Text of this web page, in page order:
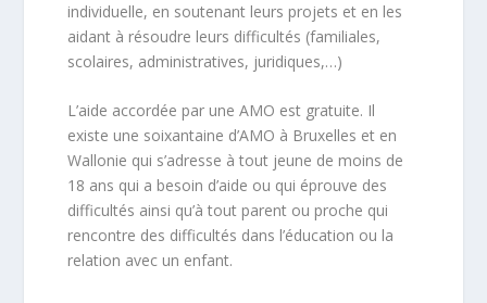
individuelle, en soutenant leurs projets et en les
aidant à résoudre leurs difficultés (familiales,
scolaires, administratives, juridiques,…)
L’aide accordée par une AMO est gratuite. Il
existe une soixantaine d’AMO à Bruxelles et en
Wallonie qui s’adresse à tout jeune de moins de
18 ans qui a besoin d’aide ou qui éprouve des
difficultés ainsi qu’à tout parent ou proche qui
rencontre des difficultés dans l’éducation ou la
relation avec un enfant.